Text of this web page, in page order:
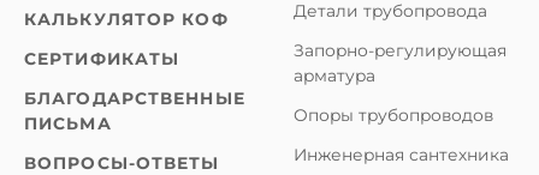
КАЛЬКУЛЯТОР КОФ
СЕРТИФИКАТЫ
БЛАГОДАРСТВЕННЫЕ
ПИСЬМА
ВОПРОСЫ-ОТВЕТЫ
Детали трубопровода
Запорно-регулирующая
арматура
Опоры трубопроводов
Инженерная сантехника